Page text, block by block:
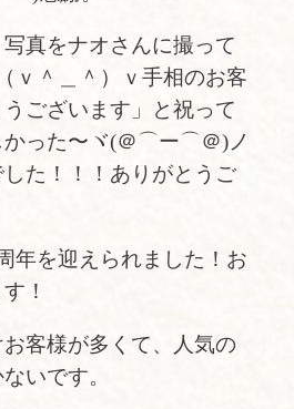
真をナオさんに撮って
ｖ＾＿＾）ｖ手相のお客
ございます」と祝って
かった〜ヾ(＠⌒ー⌒＠)ノ
た！！！ありがとうご
年を迎えられました！お
！
客様が多くて、人気の
いです。